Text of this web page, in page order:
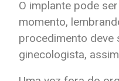
O implante pode
momento,
procedimento deve
ginecologista,